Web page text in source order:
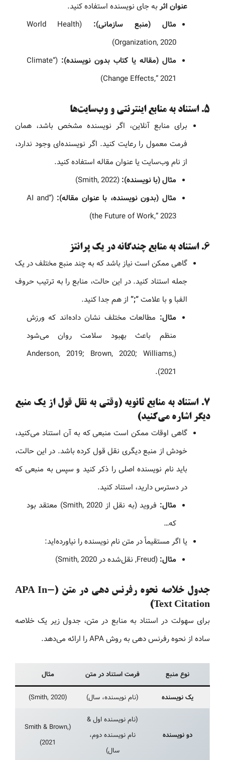
عنوان اثربه جای نویسنده استفاده کنید.
مثال (منبع سازمانی):
(World Health
Organization, 2020)
مثال (مقاله یا کتاب بدون نویسنده):
(“Climate
Change Effects,” 2021)
۵. استناد به منابع اینترنتی و وب‌سایت‌ها
برای منابع آنلاین، اگر نویسنده مشخص باشد، همان
فرمت معمول را رعایت کنید. اگر نویسنده‌ای وجود ندارد،
از نام وب‌سایت یا عنوان مقاله استفاده کنید.
مثال (با نویسنده): (Smith, 2022)
مثال (بدون نویسنده، با عنوان مقاله):
(“AI and
the Future of Work,” 2023)
۶. استناد به منابع چندگانه در یک پرانتز
گاهی ممکن است نیاز باشد که به چند منبع مختلف در یک
جمله استناد کنید. در این حالت، منابع را به ترتیب حروف
الفبا و با علامت“;” از هم جدا کنید.
مثال: مطالعات مختلف نشان داده‌اند که ورزش
منظم باعث بهبود سلامت روان می‌شود
(Anderson, 2019; Brown, 2020; Williams,
2021).
۷. استناد به منابع ثانویه (وقتی به نقل قول از یک منبع
دیگر اشاره می‌کنید)
گاهی اوقات ممکن است منبعی که به آن استناد می‌کنید،
خودش از منبع دیگری نقل قول کرده باشد. در این حالت،
باید نام نویسنده اصلی را ذکر کنید و سپس به منبعی که
در دسترس دارید، استناد کنید.
مثال:
فروید (به نقل از Smith, 2020) معتقد بود
که…
یا اگر مستقیماً در متن نام نویسنده را نیاورده‌اید:
مثال: (Freud, نقل‌شده در Smith, 2020)
جدول خلاصه نحوه رفرنس دهی در متن (APA In-
Text Citation)
برای سهولت در استناد به منابع در متن، جدول زیر یک خلاصه
ساده از نحوه رفرنس دهی به روش APA را ارائه می‌دهد.
نوع منبع فرمت استناد در متن مثال
یک نویسنده (نام نویسنده، سال) (Smith, 2020)
دو نویسنده
(نام نویسنده اول &
نام نویسنده دوم،
سال)
(Smith & Brown,
2021)